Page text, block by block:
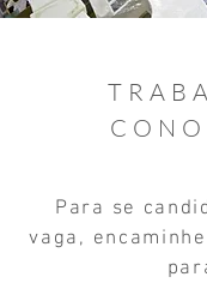
Para se
vaga,